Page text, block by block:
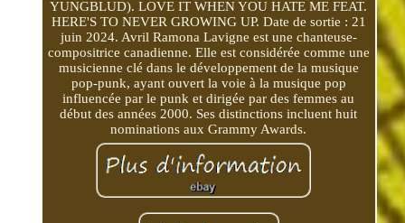
YUNGBLUD). LOVE IT WHEN YOU HATE ME FEAT.
HERE'S TO NEVER GROWING UP. Date de sortie : 21
juin 2024. Avril Ramona Lavigne est une chanteuse-
compositrice canadienne. Elle est considérée comme une
musicienne clé dans le développement de la musique
pop-punk, ayant ouvert la voie à la musique pop
influencée par le punk et dirigée par des femmes au
début des années 2000. Ses distinctions incluent huit
nominations aux Grammy Awards.